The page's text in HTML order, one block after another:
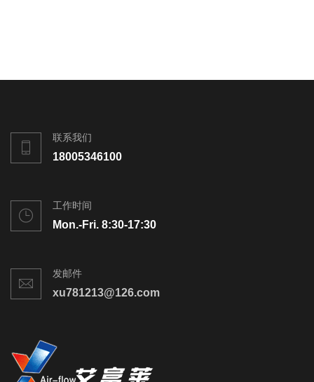
联系我们
18005346100
工作时间
Mon.-Fri. 8:30-17:30
发邮件
xu781213@126.com